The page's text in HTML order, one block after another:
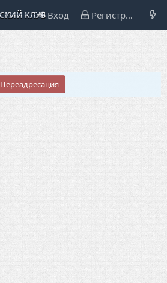
Вход Регистрация
Переадресация